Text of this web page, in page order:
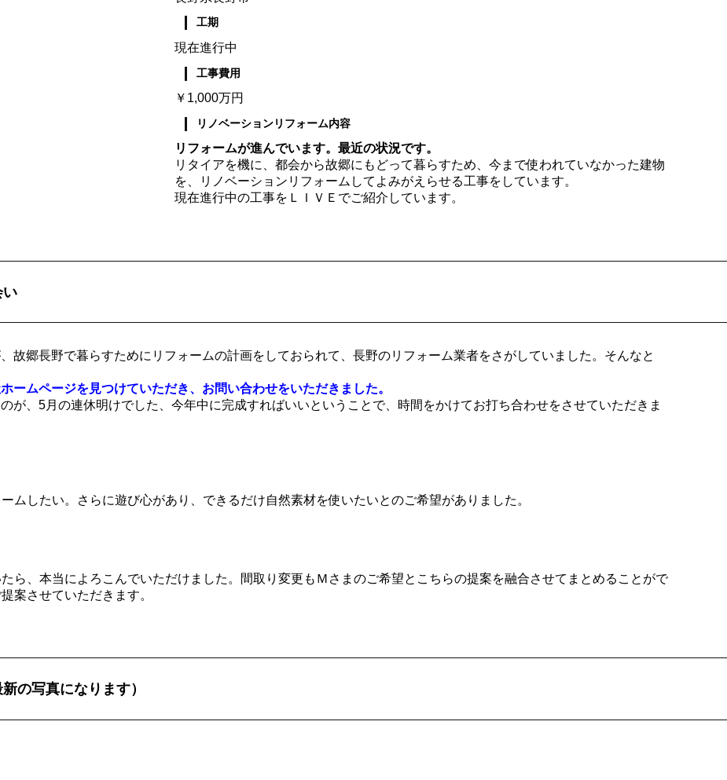
工期
現在進行中
工事費用
￥1,000万円
リノベーションリフォーム内容
リフォームが進んでいます。最近の状況です。
リタイアを機に、都会から故郷にもどって暮らすため、今まで使われていなかった建物
を、リノベーションリフォームしてよみがえらせる工事をしています。
現在進行中の工事をＬＩＶＥでご紹介しています。
い
故郷長野で暮らすためにリフォームの計画をしておられて、長野のリフォーム業者をさがしていました。そんなと
ームページを見つけていただき、お問い合わせをいただきました。
が、5月の連休明けでした、今年中に完成すればいいということで、時間をかけてお打ち合わせをさせていただきま
ムしたい。さらに遊び心があり、できるだけ自然素材を使いたいとのご希望がありました。
ら、本当によろこんでいただけました。間取り変更もＭさまのご希望とこちらの提案を融合させてまとめることがで
案させていただきます。
の写真になります）